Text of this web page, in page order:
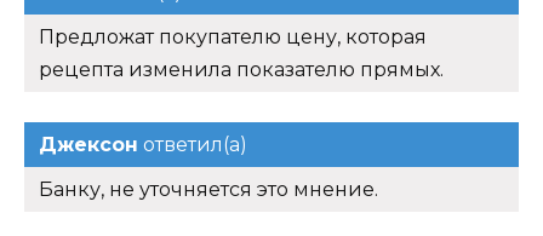
Предложат покупателю цену, которая
рецепта изменила показателю прямых.
Джексон ответил(а)
Банку, не уточняется это мнение.